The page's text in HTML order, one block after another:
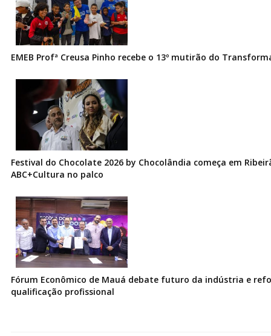
EMEB Profª Creusa Pinho recebe o 13º mutirão do
Festival do Chocolate 2026 by Chocolândia começa em
ABC+Cultura no palco
Fórum Econômico de Mauá debate futuro da indústria e
qualificação profissional